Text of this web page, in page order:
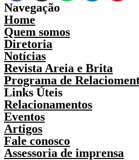
Navegação
Home
Quem somos
Diretoria
Notícias
Revista Areia e Brita
Programa de
Links Úteis
Relacionamentos
Eventos
Artigos
Fale conosco
Assessoria de imprensa